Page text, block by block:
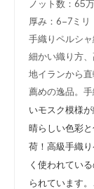
ノット数：65
厚み：6-7ミリ
手織りペルシ
細かい織り方
地イランから
薦めの逸品。
いモスク模様
晴らしい色彩
荷！高級手織
く使われてい
られています